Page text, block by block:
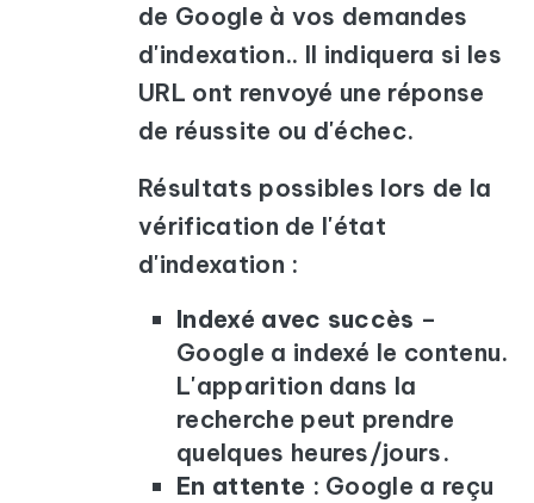
de Google à vos demandes
d'indexation.. Il indiquera si les
URL ont renvoyé une réponse
de réussite ou d'échec.
Résultats possibles lors de la
vérification de l'état
d'indexation :
Indexé avec succès –
Google a indexé le contenu.
L'apparition dans la
recherche peut prendre
quelques heures/jours.
En attente : Google a reçu